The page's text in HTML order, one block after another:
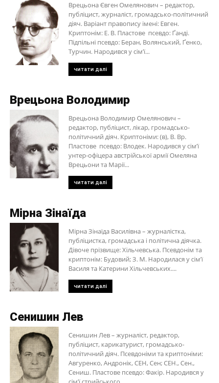
Врецьона Євген Омелянович – редактор,
публіцист, журналіст, громадсько-політичний
діяч. Варіант правопису імені: Евген.
Криптонім: Е. В. Пластове псевдо: Ґанді.
Підпільні псевдо: Беран, Волянський, Ґенко,
Турчин. Народився у сім’ї...
читати далі
Врецьона Володимир
Врецьона Володимир Омелянович –
редактор, публіцист, лікар, громадсько-
політичний діяч. Криптоніми: (в), В. Вр.
Пластове псевдо: Влодек. Народився у сім’ї
унтер-офіцера австрійської армії Омеляна
Врецьони та Марії...
читати далі
Мірна Зінаїда
Мірна Зінаїда Василівна – журналістка,
публіцистка, громадська і політична діячка.
Дівоче прізвище: Хільчевська. Псевдонім та
криптонім: Будовий; З. М. Народилася у сім’ї
Василя та Катерини Хільчевських....
читати далі
Сенишин Лев
Сенишин Лев – журналіст, редактор,
публіцист, карикатурист, громадсько-
політичний діяч. Псевдоніми та криптоніми:
Авгуренко, Андронік, СЕН, Сен; СЕН., Сен.,
Сениш. Пластове псевдо: Факір. Народився у